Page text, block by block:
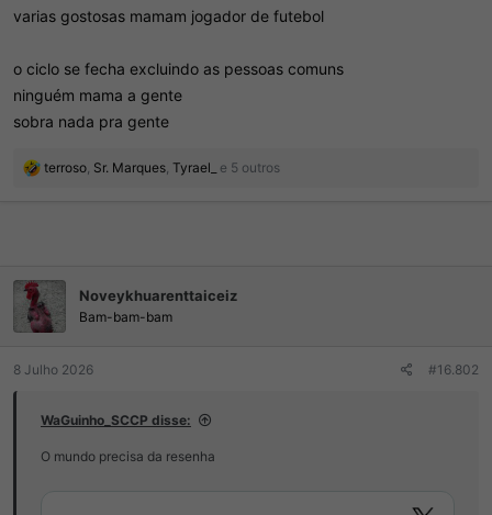
varias gostosas mamam jogador de futebol
o ciclo se fecha excluindo as pessoas comuns
ninguém mama a gente
sobra nada pra gente
R
s
:
terroso, Sr. Marques, Tyrael_ e 5 outros
Noveykhuarenttaiceiz
Bam-bam-bam
8 Julho 2026 #16.802
WaGuinho_SCCP disse:
O mundo precisa da resenha